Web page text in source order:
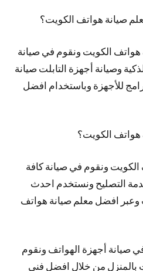
صيانة هواتف الكويت؟
الكويت ونقوم في صيانة
وصيانة أجهزة التابلت صيانة
للأجهزة وباستخدام افضل
الكويت؟
ونقوم في صيانة كافة
التصليح ونستخدم احدث
وعبر افضل معلم صيانة هواتف
صيانة أجهزة الهواتف ونقوم
بالمنزل من خلال افضل فني